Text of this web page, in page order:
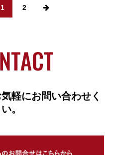
1 2
軽にお問い合わせく
。